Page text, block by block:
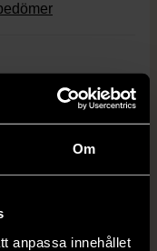
Om
anpassa innehållet
som 1 st i lager.